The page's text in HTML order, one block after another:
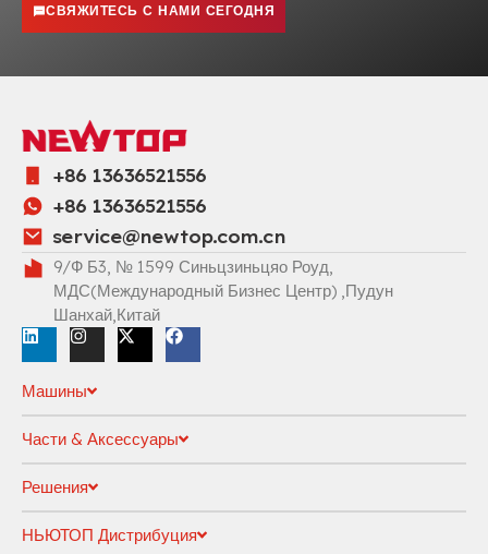
СВЯЖИТЕСЬ С НАМИ СЕГОДНЯ
+86 13636521556
+86 13636521556
service@newtop.com.cn
9/Ф Б3, № 1599 Синьцзиньцяо Роуд,
МДС(Международный Бизнес Центр) ,Пудун
Шанхай,Китай
Машины
Части & Аксессуары
Решения
НЬЮТОП Дистрибуция